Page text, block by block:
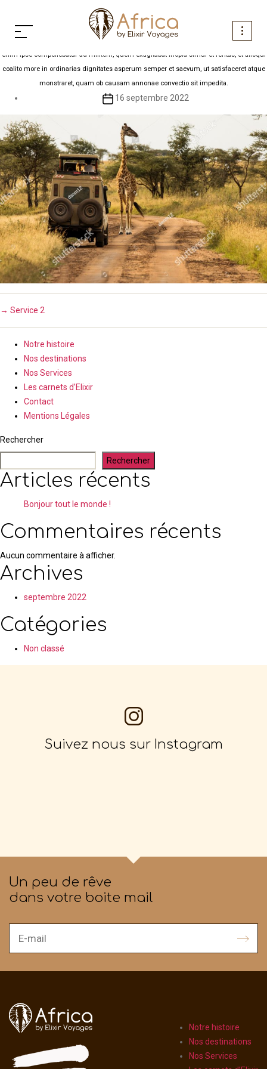
contenu
Service 1
Unde Rufinus ea tempestate praefectus praetorio ad discrimen trusus est ultimum. ire
enim ipse compellebatur ad militem, quem exagitabat inopia simul et feritas, et alioqui
coalito more in ordinarias dignitates asperum semper et saevum, ut satisfaceret atque
monstraret, quam ob causam annonae convectio sit impedita.
Date
l’article
16 septembre 2022
→ Service 2
Notre histoire
Nos destinations
Nos Services
Les carnets d’Elixir
Contact
Mentions Légales
Rechercher
Rechercher
Articles récents
Bonjour tout le monde !
Commentaires récents
Aucun commentaire à afficher.
Archives
septembre 2022
Catégories
Non classé
Suivez nous sur Instagram
Notre histoire
Nos destinations
Nos Services
Un peu de rêve
dans votre boite mail